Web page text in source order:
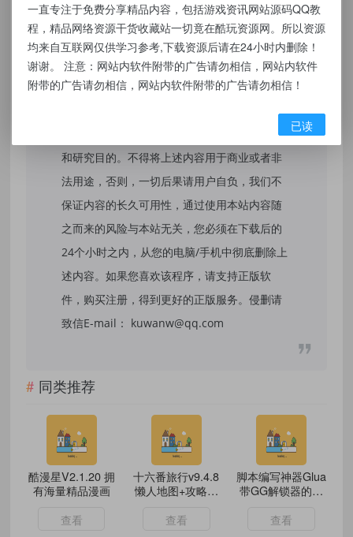
搜索
免责声明：
本站提供的资源，都来自网络，版权争议与本
站无关，所有内容及软件的文章仅限用于学习
和研究目的。不得将上述内容用于商业或者非
法用途，否则，一切后果请用户自负，我们不
保证内容的长久可用性，通过使用本站内容随
之而来的风险与本站无关，您必须在下载后的
24个小时之内，从您的电脑/手机中彻底删除上
述内容。如果您喜欢该程序，请支持正版软
件，购买注册，得到更好的正版服务。侵删请
致信E-mail： kuwanw@qq.com
同类推荐
酷漫星V2.1.20 拥
有海量精品漫画
查看
十六番旅行v9.4.8
懒人地图+攻略路
器
查看
脚本编写神器Glua
带GG解锁器的运
查看
一直专注于免费分享精品内容，包括游戏资讯网站源码QQ教
程，精品网络资源干货收藏站一切竟在酷玩资源网。所以资源
均来自互联网仅供学习参考,下载资源后请在24小时内删除！
谢谢。 注意：网站内软件附带的广告请勿相信，网站内软件
附带的广告请勿相信，网站内软件附带的广告请勿相信！
已读